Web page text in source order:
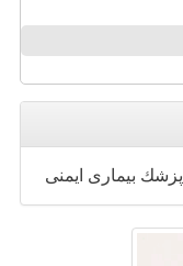
پزشك بیماری ایمنی